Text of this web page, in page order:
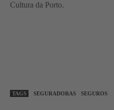
Cultura da Porto.
TAGS SEGURADORAS SEGUROS